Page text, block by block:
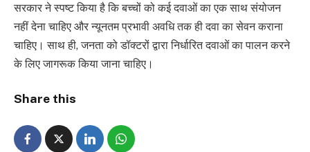
सरकार ने स्पष्ट किया है कि बच्चों को कई दवाओं का एक साथ संयोजन
नहीं देना चाहिए और न्यूनतम प्रभावी अवधि तक ही दवा का सेवन कराना
चाहिए। साथ ही, जनता को डॉक्टरों द्वारा निर्धारित दवाओं का पालन करने
के लिए जागरूक किया जाना चाहिए।
Share this